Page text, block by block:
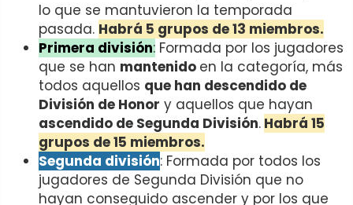
lo que se mantuvieron la temporada
pasada. Habrá 5 grupos de 13 miembros.
Primera división: Formada por los jugadores
que se han mantenido en la categoría, más
todos aquellos que han descendido de
División de Honor y aquellos que hayan
ascendido de Segunda División. Habrá 15
grupos de 15 miembros.
Segunda división: Formada por todos los
jugadores de Segunda División que no
hayan conseguido ascender y por los que